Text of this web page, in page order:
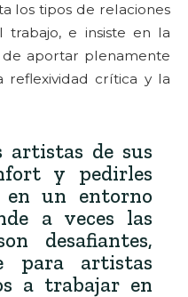
los tipos de relaciones
e insiste en la
aportar plenamente
crítica y la
artistas de sus
y pedirles
en un entorno
a veces las
desafiantes,
para artistas
a trabajar en